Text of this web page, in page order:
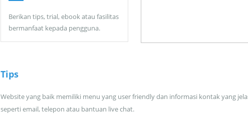
Berikan tips, trial, ebook atau fasilitas
bermanfaat kepada pengguna.
Tips
Website yang baik memiliki menu yang user friendly dan informasi kontak yang
seperti email, telepon atau bantuan live chat.